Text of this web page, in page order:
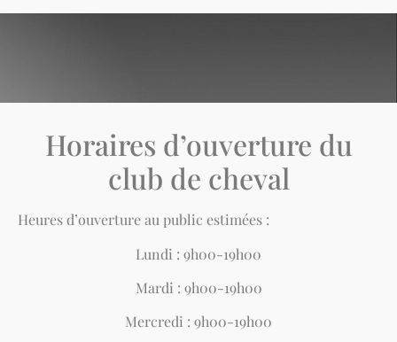
Horaires d’ouverture du
club de cheval
Heures d’ouverture au public estimées :
Lundi : 9h00-19h00
Mardi : 9h00-19h00
Mercredi : 9h00-19h00